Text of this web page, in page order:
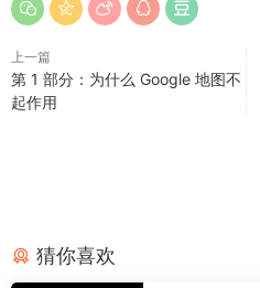
上一篇
第 1 部分：为什么 Google 地图不
起作用
猜你喜欢